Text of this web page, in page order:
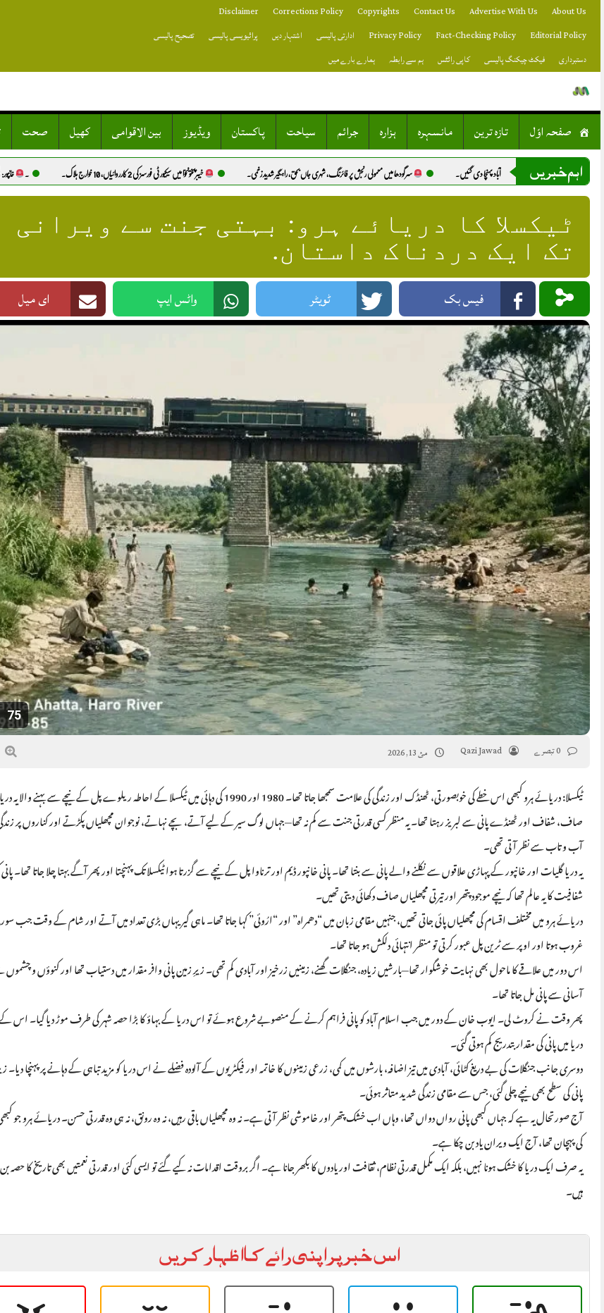
to
About Us
Advertise With Us
Contact Us
Copyrights
Corrections Policy
Disclaimer
Editorial Policy
Fact-Checking Policy
Privacy Policy ادارتی پالیسی اشتہار دیں پرائیویسی پالیسی
تصحیح پالیسی
دستبرداری
فیکٹ چیکنگ پالیسی کاپی رائٹس ہم سے رابطہ ہمارے بارے میں
صفحہ اوّل تازہ ترین مانسہرہ ہزارہ جرائم سیاحت پاکستان ویڈیوز بین الاقوامی کھیل صحت
اہم خبریں سرگودھا میں معمولی رنجش پر فائرنگ، شہری جاں بحق، راہگیر شدید زخمی. خیبرپختونخوا میں سیکیورٹی فورسز کی 2 کارروائیاں، 10 خوارج ہلاک. ۔ خانپور: ٹی ایم اے کی
ٹیکسلا کا دریائے ہرو: بہتی جنت سے ویرانی
تک ایک دردناک داستان.
فیس بک ٹویٹر واٹس ایپ ای میل
75
Qazi Jawad مئ 13, 2026
ٹیکسلا: دریائے ہرو کبھی اس خطے کی خوبصورتی، ٹھنڈک اور زندگی کی علامت سمجھا جاتا تھا۔ 1980 اور 1990 کی دہائی میں ٹیکسلا کے احاطہ ریلوے پل کے نیچے سے بہنے والا یہ دریا
صاف، شفاف اور ٹھنڈے پانی سے لبریز رہتا تھا۔ یہ منظر کسی قدرتی جنت سے کم نہ تھا—جہاں لوگ سیر کے لیے آتے، بچے نہاتے، نوجوان مچھلیاں پکڑتے اور کناروں پر
آب و تاب سے نظر آتی تھی۔
یہ دریا گلیات اور خانپور کے پہاڑی علاقوں سے نکلنے والے پانی سے بنتا تھا۔ پانی خانپور ڈیم اور ترناوا پل کے نیچے سے گزرتا ہوا ٹیکسلا تک پہنچتا اور پھر آگے بہتا چلا جاتا تھا۔
شفافیت کا یہ عالم تھا کہ نیچے موجود پتھر اور تیرتی مچھلیاں صاف دکھائی دیتی تھیں۔
دریائے ہرو میں مختلف اقسام کی مچھلیاں پائی جاتی تھیں، جنہیں مقامی زبان میں “دھمراہ” اور “ارُوئی” کہا جاتا تھا۔ ماہی گیر یہاں بڑی تعداد میں آتے اور شام کے وقت جب
غروب ہوتا اور اوپر سے ٹرین پل عبور کرتی تو منظر انتہائی دلکش ہو جاتا تھا۔
اس دور میں علاقے کا ماحول بھی نہایت خوشگوار تھا—بارشیں زیادہ، جنگلات گھنے، زمینیں زرخیز اور آبادی کم تھی۔ زیرِ زمین پانی وافر مقدار میں دستیاب تھا اور کنوؤں و
آسانی سے پانی مل جاتا تھا۔
پھر وقت نے کروٹ لی۔ ایوب خان کے دور میں جب اسلام آباد کو پانی فراہم کرنے کے منصوبے شروع ہوئے تو اس دریا کے بہاؤ کا بڑا حصہ شہر کی طرف موڑ دیا گیا۔ اس
دریا میں پانی کی مقدار بتدریج کم ہوتی گئی۔
دوسری جانب جنگلات کی بے دریغ کٹائی، آبادی میں تیز اضافہ، بارشوں میں کمی، زرعی زمینوں کا خاتمہ اور فیکٹریوں کے آلودہ فضلے نے اس دریا کو مزید تباہی کے دہانے پر پہنچا دیا۔
پانی کی سطح بھی نیچے چلی گئی، جس سے مقامی زندگی شدید متاثر ہوئی۔
آج صورتحال یہ ہے کہ جہاں کبھی پانی رواں دواں تھا، وہاں اب خشک پتھر اور خاموشی نظر آتی ہے۔ نہ وہ مچھلیاں باقی رہیں، نہ وہ رونق، نہ ہی وہ قدرتی حسن۔ دریائے ہرو جو
کی پہچان تھا، آج ایک ویران یاد بن چکا ہے۔
یہ صرف ایک دریا کا خشک ہونا نہیں، بلکہ ایک مکمل قدرتی نظام، ثقافت اور یادوں کا بکھر جانا ہے۔ اگر بروقت اقدامات نہ کیے گئے تو ایسی کئی اور قدرتی نعمتیں بھی تاریخ کا حصہ
ہیں۔
اس خبر پر اپنی رائے کا اظہار کریں